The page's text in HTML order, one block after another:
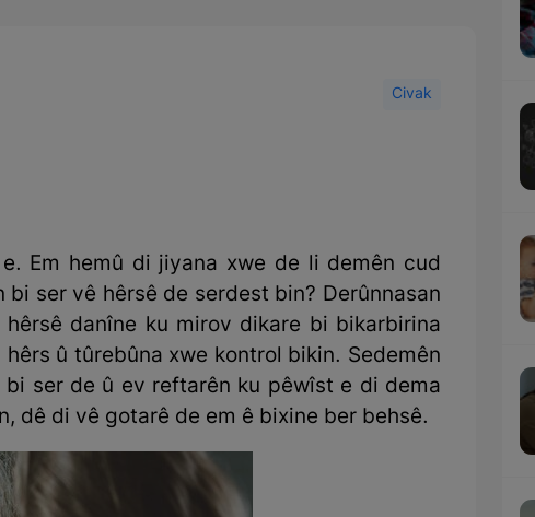
Civak
Em hemû di jiyana xwe de li demên cud
ser vê hêrsê de serdest bin? Derûnnasan
danîne ku mirov dikare bi bikarbirina
û tûrebûna xwe kontrol bikin. Sedemên
ser de û ev reftarên ku pêwîst e di dema
dê di vê gotarê de em ê bixine ber behsê.